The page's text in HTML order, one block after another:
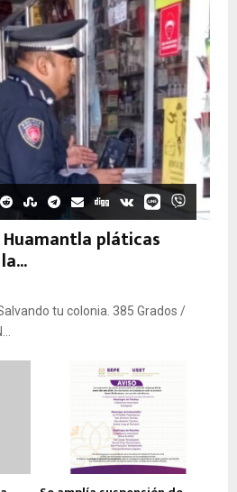
pláticas
tu colonia. 385 Grados /